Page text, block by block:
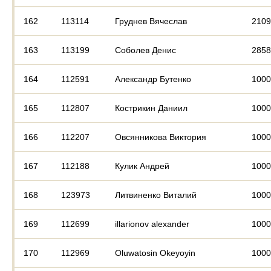
162 113114 Груднев Вячеслав
163 113199 Соболев Денис
164 112591 Александр Бутенко
165 112807 Кострикин Даниил
166 112207 Овсянникова Виктория
167 112188 Кулик Андрей
168 123973 Литвиненко Виталий
169 112699 illarionov alexander
170 112969 Oluwatosin Okeyoyin